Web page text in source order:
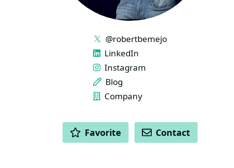
LINKS
@robertbemejo
LinkedIn
Instagram
Blog
Company
ACTIONS
Favorite Contact